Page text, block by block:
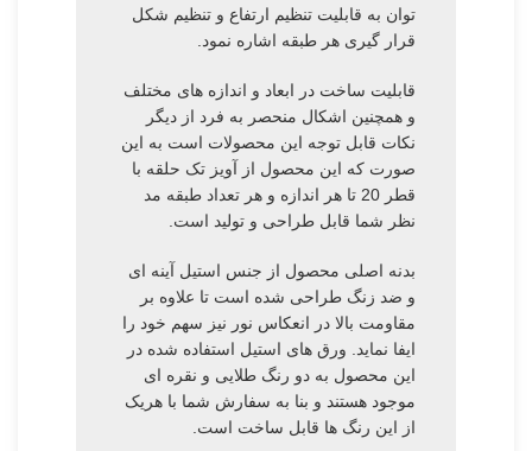
توان به قابلیت تنظیم ارتفاع و تنظیم شکل
قرار گیری هر طبقه اشاره نمود.
قابلیت ساخت در ابعاد و اندازه های مختلف
و همچنین اشکال منحصر به فرد از دیگر
نکات قابل توجه این محصولات است به این
صورت که این محصول از آویز تک حلقه با
قطر 20 تا هر اندازه و هر تعداد طبقه مد
نظر شما قابل طراحی و تولید است.
بدنه اصلی محصول از جنس استیل آینه ای
و ضد زنگ طراحی شده است تا علاوه بر
مقاومت بالا در انعکاس نور نیز سهم خود را
ایفا نماید. ورق های استیل استفاده شده در
این محصول به دو رنگ طلایی و نقره ای
موجود هستند و بنا به سفارش شما با هریک
از این رنگ ها قابل ساخت است.